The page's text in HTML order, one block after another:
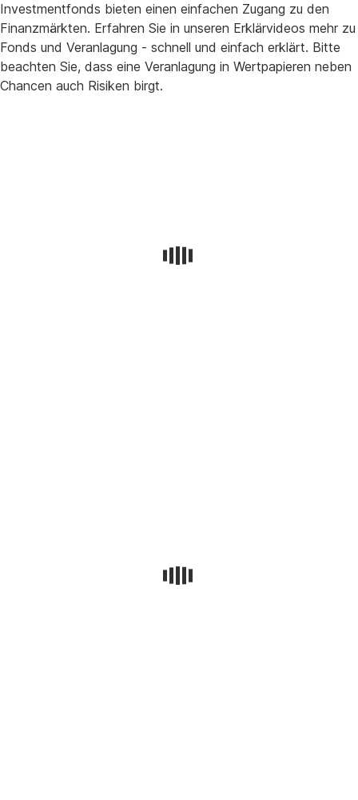
Investmentfonds bieten einen einfachen Zugang zu den
Finanzmärkten. Erfahren Sie in unseren Erklärvideos mehr zu
Fonds und Veranlagung - schnell und einfach erklärt. Bitte
beachten Sie, dass eine Veranlagung in Wertpapieren neben
Chancen auch Risiken birgt.